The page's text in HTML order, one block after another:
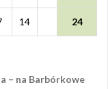
14 24
– na Barbórkowe